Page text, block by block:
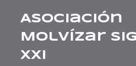
Asociación
Molvízar
XXI